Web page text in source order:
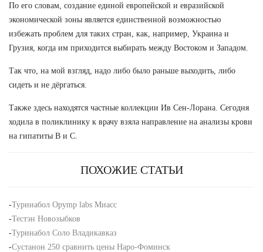
По его словам, создание единой европейской и евразийской
экономической зоны является единственной возможностью
избежать проблем для таких стран, как, например, Украина и
Грузия, когда им приходится выбирать между Востоком и Западом.
Так что, на мой взгляд, надо либо было раньше выходить, либо
сидеть и не дёргаться.
Также здесь находятся частные коллекции Ив Сен-Лорана. Сегодня
ходила в поликлинику к врачу взяла направление на анализы крови
на гипатиты В и С.
ПОХОЖИЕ СТАТЬИ
-Туринабол Opymp labs Миасс
-Тестэн Новозыбков
-Туринабол Соло Владикавказ
-Сустанон 250 сравнить цены Наро-Фоминск